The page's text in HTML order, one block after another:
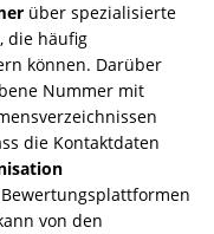
über spezialisierte
die häufig
können. Darüber
Nummer mit
die Kontaktdaten
von den